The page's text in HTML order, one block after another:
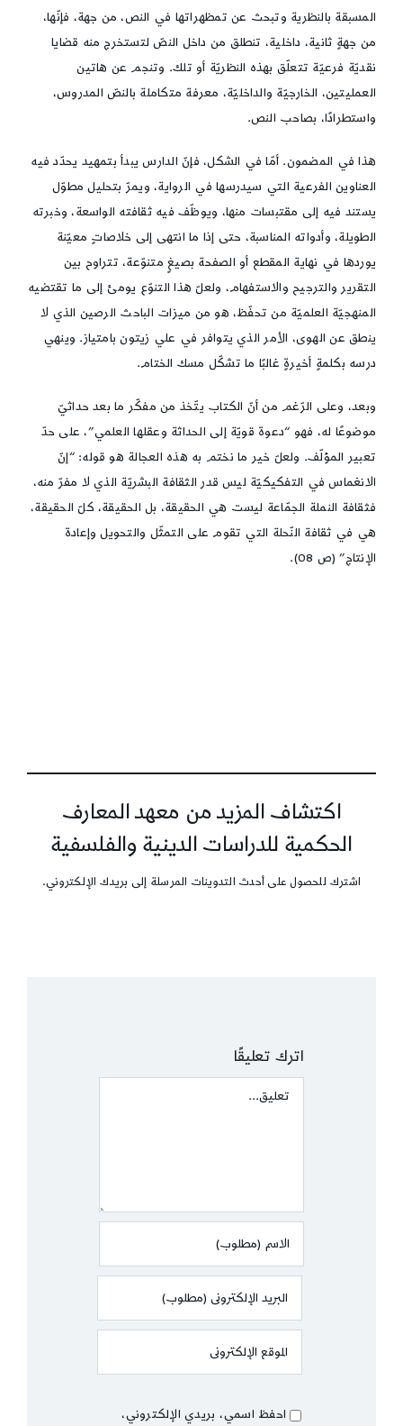
المسبقة بالنظرية وتبحث عن تمظهراتها في النص، من جهة، فإنّها،
من جهةٍ ثانية، داخلية، تنطلق من داخل النصّ لتستخرج منه قضايا
نقديّة فرعيّة تتعلّق بهذه النظريّة أو تلك. وتنجم عن هاتين
العمليتين، الخارجيّة والداخليّة، معرفة متكاملة بالنصّ المدروس،
واستطرادًا، بصاحب النص.
هذا في المضمون. أمّا في الشكل، فإنّ الدارس يبدأ بتمهيد يحدّد فيه
العناوين الفرعية التي سيدرسها في الرواية، ويمرّ بتحليل مطوّل
يستند فيه إلى مقتبسات منها، ويوظّف فيه ثقافته الواسعة، وخبرته
الطويلة، وأدواته المناسبة، حتى إذا ما انتهى إلى خلاصاتٍ معيّنة
يوردها في نهاية المقطع أو الصفحة بصيغٍ متنوّعة، تتراوح بين
التقرير والترجيح والاستفهام، ولعلّ هذا التنوّع يومئ إلى ما تقتضيه
المنهجيّة العلميّة من تحفّظ، هو من ميزات الباحث الرصين الذي لا
ينطق عن الهوى، الأمر الذي يتوافر في علي زيتون بامتياز. وينهي
درسه بكلمةٍ أخيرةٍ غالبًا ما تشكّل مسك الختام.
وبعد، وعلى الرّغم من أنّ الكتاب يتّخذ من مفكّر ما بعد حداثيّ
موضوعًا له، فهو “دعوة قويّة إلى الحداثة وعقلها العلمي”، على حدّ
تعبير المؤلّف. ولعلّ خير ما نختم به هذه العجالة هو قوله: “إنّ
الانغماس في التفكيكيّة ليس قدر الثقافة البشريّة الذي لا مفرّ منه،
فثقافة النملة الجمّاعة ليست هي الحقيقة، بل الحقيقة، كلّ الحقيقة،
هي في ثقافة النّحلة التي تقوم على التمثّل والتحويل وإعادة
الإنتاج” (ص 08).
اكتشاف المزيد من معهد المعارف
الحكمية للدراسات الدينية والفلسفية
اشترك للحصول على أحدث التدوينات المرسلة إلى بريدك الإلكتروني.
اترك تعليقًا
Comment
احفظ اسمي، بريدي الإلكتروني،